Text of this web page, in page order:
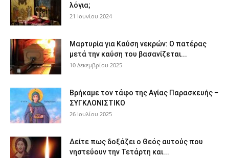
λόγια;
21 Ιουνίου 2024
Μαρτυρία για Καύση νεκρών: Ο πατέρας
μετά την καύση του βασανίζεται...
10 Δεκεμβρίου 2025
Βρήκαμε τον τάφο της Αγίας Παρασκευής –
ΣΥΓΚΛΟΝΙΣΤΙΚΟ
26 Ιουλίου 2025
Δείτε πως δοξάζει ο Θεός αυτούς που
νηστεύουν την Τετάρτη και...